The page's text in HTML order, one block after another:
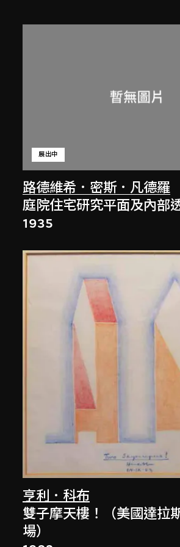
路德維希．密斯．凡德羅
展出中
庭院住宅研究平面及內部
1935
亨利．科布
雙子摩天樓！（美國達拉
場）